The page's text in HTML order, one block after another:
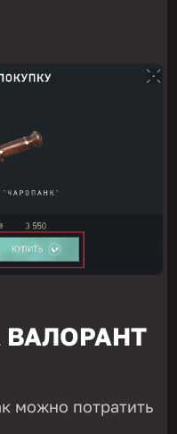
ВАЛОРАНТ
можно потратить